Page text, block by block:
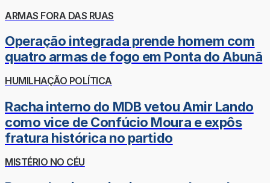
ARMAS FORA DAS RUAS
Operação integrada prende homem com
quatro armas de fogo em Ponta do Abunã
HUMILHAÇÃO POLÍTICA
Racha interno do MDB vetou Amir Lando
como vice de Confúcio Moura e expôs
fratura histórica no partido
MISTÉRIO NO CÉU